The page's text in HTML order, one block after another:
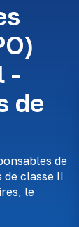
-
de
de
classe II
le